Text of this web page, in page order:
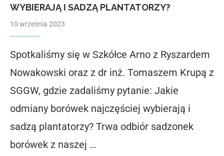
WYBIERAJĄ I SADZĄ PLANTATORZY?
10 września 2023
Spotkaliśmy się w Szkółce Arno z Ryszardem
Nowakowski oraz z dr inż. Tomaszem Krupą z
SGGW, gdzie zadaliśmy pytanie: Jakie
odmiany borówek najczęściej wybierają i
sadzą plantatorzy? Trwa odbiór sadzonek
borówek z naszej …